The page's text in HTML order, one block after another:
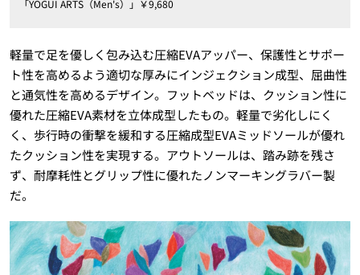
「YOGUI ARTS（Men's）」￥9,680
軽量で足を優しく包み込む圧縮EVAアッパー、保護性とサポー
ト性を高めるよう適切な厚みにインジェクション成型、屈曲性
と通気性を高めるデザイン。フットベッドは、クッション性に
優れた圧縮EVA素材を立体成型したもの。軽量で劣化しにく
く、歩行時の衝撃を緩和する圧縮成型EVAミッドソールが優れ
たクッション性を実現する。アウトソールは、踏み跡を残さ
ず、耐摩耗性とグリップ性に優れたノンマーキングラバー製
だ。